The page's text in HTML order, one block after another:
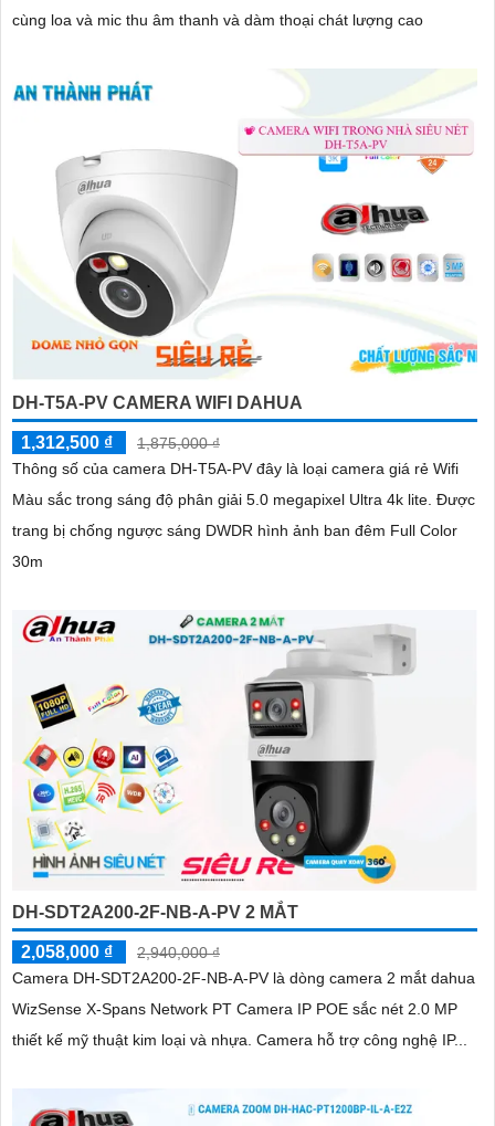
cùng loa và mic thu âm thanh và dàm thoại chát lượng cao
DH-T5A-PV CAMERA WIFI DAHUA
1,312,500 ₫
1,875,000 ₫
Thông số của camera DH-T5A-PV đây là loại camera giá rẻ Wifi
Màu sắc trong sáng độ phân giải 5.0 megapixel Ultra 4k lite. Được
trang bị chống ngược sáng DWDR hình ảnh ban đêm Full Color
30m
DH-SDT2A200-2F-NB-A-PV 2 MẮT
2,058,000 ₫
2,940,000 ₫
Camera DH-SDT2A200-2F-NB-A-PV là dòng camera 2 mắt dahua
WizSense X-Spans Network PT Camera IP POE sắc nét 2.0 MP
thiết kế mỹ thuật kim loại và nhựa. Camera hỗ trợ công nghệ IP...